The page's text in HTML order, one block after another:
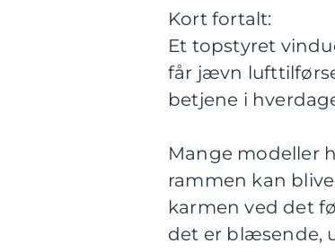
Kort fortalt:
Et topstyret
får jævn
betjene i
Mange modeller
rammen kan
karmen ved det
det er blæsende,